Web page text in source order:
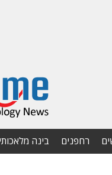
רחפנים בינה